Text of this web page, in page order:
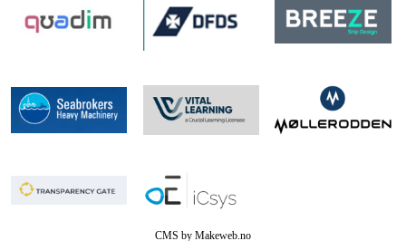
CMS by Makeweb.no